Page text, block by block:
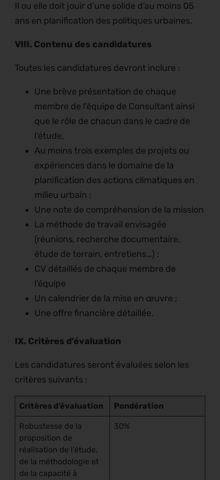
Il ou elle doit jouir d’une solide d’au moins 05
ans en planification des politiques urbaines.
VIII. Contenu des candidatures
Toutes les candidatures devront inclure :
Une brève présentation de chaque
membre de l’équipe de Consultant ainsi
que le rôle de chacun dans le cadre de
l’étude,
Au moins trois exemples de projets ou
expériences dans le domaine de la
planification des actions climatiques en
milieu urbain ;
Une note de compréhension de la mission
La méthode de travail envisagée
(réunions, recherche documentaire,
étude de terrain, entretiens…) ;
CV détaillés de chaque membre de
l’équipe
Un calendrier de la mise en œuvre ;
Une offre financière détaillée.
IX. Critères d’évaluation
Les candidatures seront évaluées selon les
critères suivants :
Critères d’évaluation Pondération
Robustesse de la
proposition de
réalisation de l’étude,
de la méthodologie et
de la capacité à
30%